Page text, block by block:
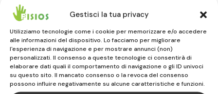
Gestisci la tua privacy
Utilizziamo tecnologie come i cookie per memorizzare e/o accedere
alle informazioni del dispositivo. Lo facciamo per migliorare
l'esperienza di navigazione e per mostrare annunci (non)
personalizzati. Il consenso a queste tecnologie ci consentirà di
elaborare dati quali il comportamento di navigazione o gli ID univoci
su questo sito. Il mancato consenso o la revoca del consenso
possono influire negativamente su alcune caratteristiche e funzioni.
17015 CELLE LIGURE (SV)
019.4503330
 Poliambulatorio di Vado Ligure
Via Sabazia, 30
17047 VADO LIGURE (SV)